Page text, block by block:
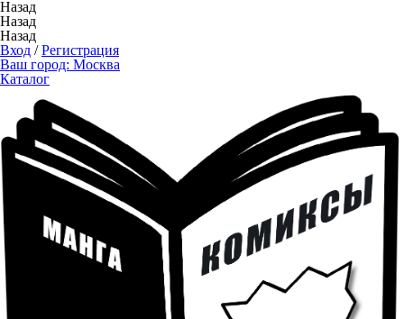
Назад
Назад
Назад
Вход /Регистрация
Ваш город: Москва
Каталог